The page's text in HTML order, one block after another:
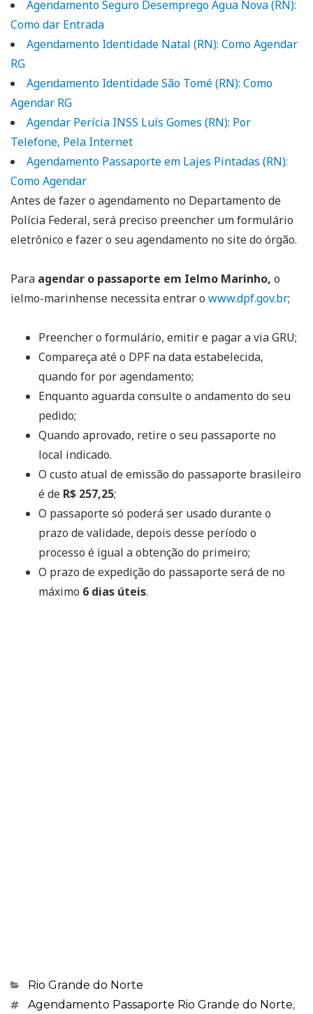
Agendamento Seguro Desemprego Água Nova (RN):
Como dar Entrada
Agendamento Identidade Natal (RN): Como Agendar
RG
Agendamento Identidade São Tomé (RN): Como
Agendar RG
Agendar Perícia INSS Luís Gomes (RN): Por
Telefone, Pela Internet
Agendamento Passaporte em Lajes Pintadas (RN):
Como Agendar
Antes de fazer o agendamento no Departamento de
Polícia Federal, será preciso preencher um formulário
eletrônico e fazer o seu agendamento no site do órgão.
Para agendar o passaporte em Ielmo Marinho, o
ielmo-marinhense necessita entrar o www.dpf.gov.br;
Preencher o formulário, emitir e pagar a via GRU;
Compareça até o DPF na data estabelecida,
quando for por agendamento;
Enquanto aguarda consulte o andamento do seu
pedido;
Quando aprovado, retire o seu passaporte no
local indicado.
O custo atual de emissão do passaporte brasileiro
é de R$ 257,25;
O passaporte só poderá ser usado durante o
prazo de validade, depois desse período o
processo é igual a obtenção do primeiro;
O prazo de expedição do passaporte será de no
máximo 6 dias úteis.
Categorias
Rio Grande do Norte
Marcações
Agendamento Passaporte Rio Grande do Norte,